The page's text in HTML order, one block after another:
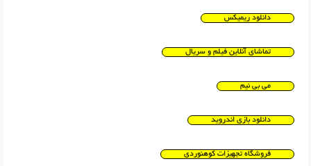
دانلود ریمیکس
تماشای آنلاین فیلم و سریال
می بی نیم
دانلود بازی اندروید
فروشگاه تجهیزات کوهنوردی